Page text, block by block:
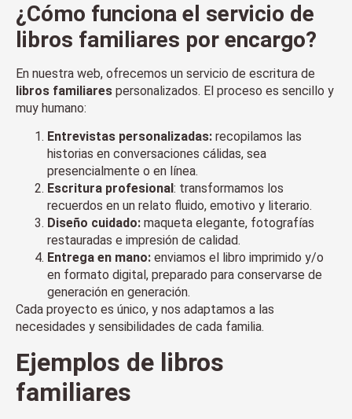
¿Cómo funciona el servicio de
libros familiares por encargo?
En nuestra web, ofrecemos un servicio de escritura de
libros familiares personalizados. El proceso es sencillo y
muy humano:
Entrevistas personalizadas: recopilamos las
historias en conversaciones cálidas, sea
presencialmente o en línea.
Escritura profesional : transformamos los
recuerdos en un relato fluido, emotivo y literario.
Diseño cuidado: maqueta elegante, fotografías
restauradas e impresión de calidad.
Entrega en mano: enviamos el libro imprimido y/o
en formato digital, preparado para conservarse de
generación en generación.
Cada proyecto es único, y nos adaptamos a las
necesidades y sensibilidades de cada familia.
Ejemplos de libros
familiares